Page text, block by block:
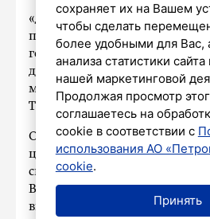
«Для Петербурга я
программу, отличную от
городах. На каждом
добавить что-то новое, но
мотивы, доступные всем», –
ТАСС.
Она отметила,
церковнославянском
связующим звеном между
В программу
византийские
сохраняет их на Вашем
чтобы сделать
более удобными для Вас,
анализа статистики
нашей маркетинговой
Продолжая просмотр
соглашаетесь на
cookie в соответствии с
использования АО
cookie.
Принять